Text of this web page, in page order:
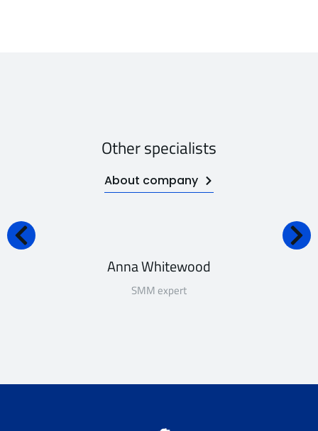
Other specialists
About company
Anna Whitewood
SMM expert